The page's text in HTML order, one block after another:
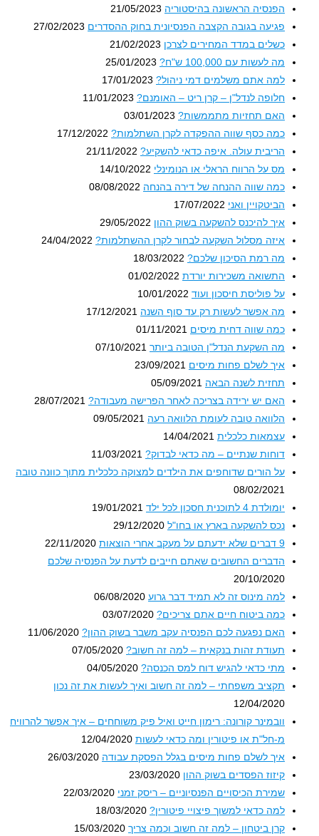
הפנסיה הראשונה בהיסטוריה 21/05/2023
פגיעה בגובה הקצבה הפנסיונית בחוק ההסדרים 27/02/2023
כשלים במדד המחירים לצרכן 21/02/2023
מה לעשות עם 100,000 ש"ח?
25/01/2023
למה אתם משלמים דמי ניהול? 17/01/2023
חלופה לנדל"ן – קרן ריט – האומנם? 11/01/2023
האם תחזיות מתממשות? 03/01/2023
כמה כסף שווה ההפקדה לקרן השתלמות? 17/12/2022
הריבית עולה. איפה כדאי להשקיע? 21/11/2022
מס על הרווח הראלי או הנומינלי 14/10/2022
כמה שווה ההנחה של דירה בהנחה 08/08/2022
הביטקויין ואני 17/07/2022
איך להיכנס להשקעה בשוק ההון 29/05/2022
איזה מסלול השקעה לבחור לקרן ההשתלמות? 24/04/2022
מה רמת הסיכון שלכם? 18/03/2022
התשואה משכירות יורדת 01/02/2022
על פוליסת חיסכון ועוד
10/01/2022
מה אפשר לעשות רק עד סוף השנה 17/12/2021
כמה שווה דחית מיסים 01/11/2021
מה השקעת הנדל"ן הטובה ביותר 07/10/2021
איך לשלם פחות מיסים 23/09/2021
תחזית לשנה הבאה 05/09/2021
האם יש ירידה בצריכה לאחר הפרישה מעבודה? 28/07/2021
הלוואה טובה לעומת הלוואה רעה 09/05/2021
עצמאות כלכלית 14/04/2021
דוחות שנתיים – מה כדאי לבדוק? 11/03/2021
על הורים שדוחפים את הילדים למצוקה כלכלית מתוך כוונה טובה
08/02/2021
יומולדת 4 לתוכנית חסכון לכל ילד
19/01/2021
נכס להשקעה בארץ או בחו"ל 29/12/2020
22/11/2020
הדברים החשובים שאתם חייבים לדעת על הפנסיה שלכם
20/10/2020
למה מינוס זה לא תמיד דבר גרוע 06/08/2020
כמה ביטוח חיים אתם צריכים? 03/07/2020
האם נפגעה לכם הפנסיה עקב משבר בשוק ההון? 11/06/2020
תעודת זהות בנקאית – למה זה חשוב? 07/05/2020
מתי כדאי להגיש דוח למס הכנסה? 04/05/2020
תקציב משפחתי – למה זה חשוב ואיך לעשות את זה נכון
12/04/2020
וובמינר קורונה: רימון חייט ואיל פיק משוחחים – איך אפשר להרוויח
מ-חל"ת או פיטורין ומה כדאי לעשות 12/04/2020
איך לשלם פחות מיסים בגלל הפסקת עבודה 26/03/2020
קיזוז הפסדים בשוק ההון 23/03/2020
שמירת הכיסויים הפנסיוניים – ריסק זמני 22/03/2020
למה כדאי למשוך פיצויי פיטורין? 18/03/2020
קרן ביטחון – למה זה חשוב וכמה צריך 15/03/2020